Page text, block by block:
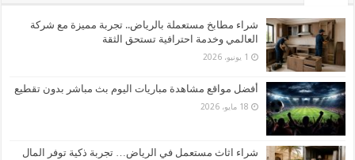
شراء مطابخ مستعملة بالرياض.. تجربة مميزة مع شركة
العالمي وخدمة احترافية تستحق الثقة
1 يونيو، 2026
أفضل مواقع مشاهدة مباريات اليوم بث مباشر بدون تقطيع
18 مايو، 2026
شراء اثاث مستعمل في الرياض… تجربة ذكية توفر المال